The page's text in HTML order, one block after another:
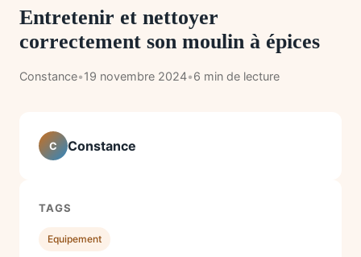
Entretenir et nettoyer
correctement son moulin à épices
Constance•19 novembre 2024•6 min de lecture
C Constance
TAGS
Equipement